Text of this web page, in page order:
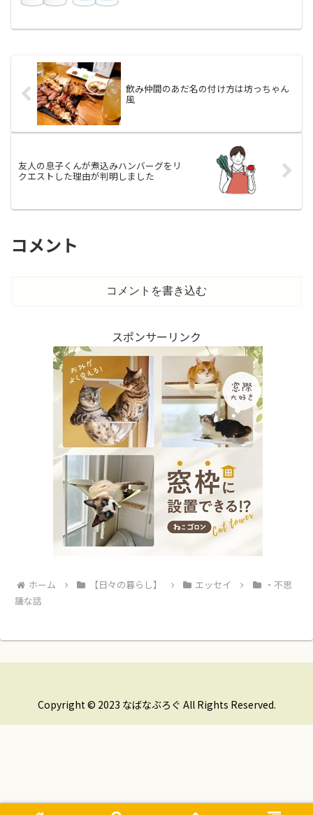
記事：『私が察知した何かで愛犬を守れ
飲み仲間のあだ名の付け方は坊っちゃん
風
友人の息子くんが煮込みハンバーグをリ
クエストした理由が判明しました
コメント
コメントを書き込む
スポンサーリンク
ホーム 【日々の暮らし】 エッセイ
・不思
議な話
Copyright © 2023 なばなぶろぐ All Rights Reserved.